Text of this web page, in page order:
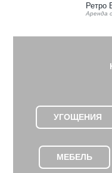
Ретро
Аренда
УГОЩЕНИЯ
МЕБЕЛЬ